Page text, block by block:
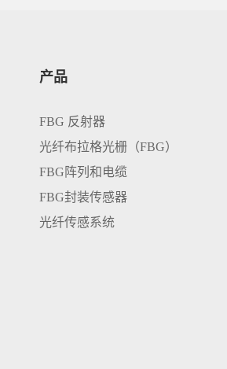
产品
FBG 反射器
光纤布拉格光栅（FBG）
FBG阵列和电缆
FBG封装传感器
光纤传感系统